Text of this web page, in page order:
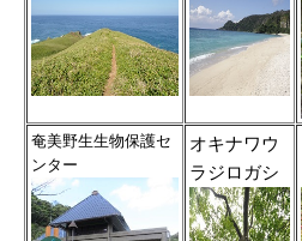
奄美野生生物保護セ
ンター
オキナワウ
ラジロガシ